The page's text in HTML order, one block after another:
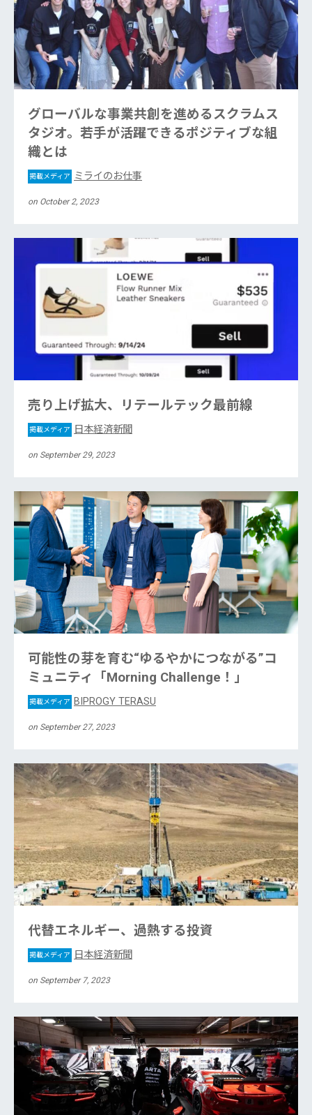
グローバルな事業共創を進めるスクラムス
タジオ。若手が活躍できるポジティブな組
織とは
掲載メディア ミライのお仕事
on October 2, 2023
売り上げ拡大、リテールテック最前線
掲載メディア 日本経済新聞
on September 29, 2023
可能性の芽を育む“ゆるやかにつながる”コ
ミュニティ「Morning Challenge！」
掲載メディア BIPROGY TERASU
on September 27, 2023
代替エネルギー、過熱する投資
掲載メディア 日本経済新聞
on September 7, 2023